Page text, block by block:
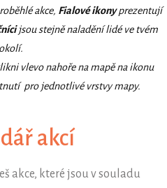
akce, Fialové ikonyprezentují
jsou stejně naladění lidé ve tvém
okolí.
vlevo nahoře na mapě na ikonu
pro jednotlivé vrstvy mapy.
akcí
akce, které jsou v souladu